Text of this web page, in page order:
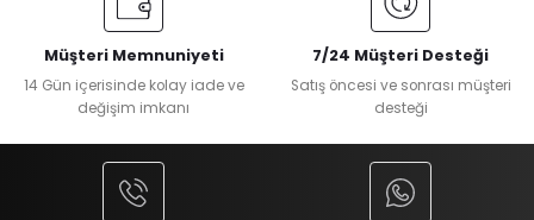
Müşteri Memnuniyeti
14 Gün içerisinde kolay iade ve
değişim imkanı
7/24 Müşteri Desteği
Satış öncesi ve sonrası müşteri
desteği